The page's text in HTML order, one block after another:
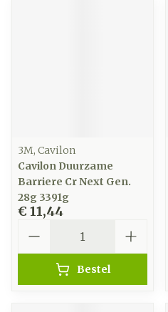
3M, Cavilon
Cavilon Duurzame
Barriere Cr Next Gen.
28g 3391g
€ 11,44
Bestel